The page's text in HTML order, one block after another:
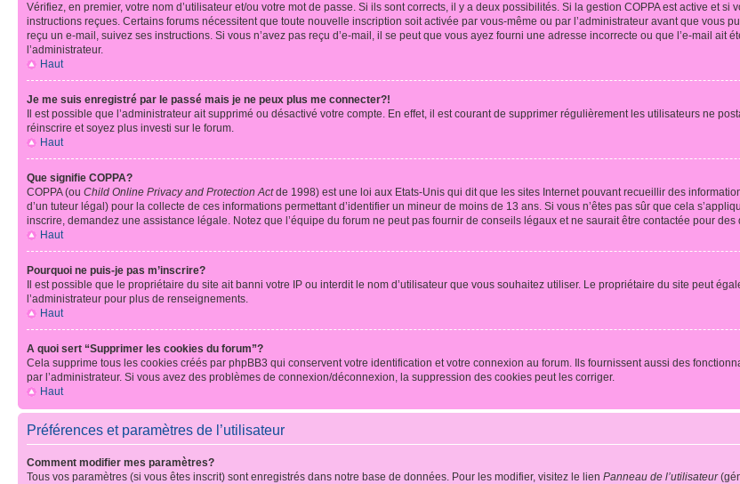
Vérifiez, en premier, votre nom d’utilisateur et/ou votre mot de passe. Si ils sont corrects, il y a deux possibilités. Si la gestion COPPA est active et
instructions reçues. Certains forums nécessitent que toute nouvelle inscription soit activée par vous-même ou par l’administrateur avant que vous
reçu un e-mail, suivez ses instructions. Si vous n’avez pas reçu d’e-mail, il se peut que vous ayez fourni une adresse incorrecte ou que l’e-mail ait
l’administrateur.
Haut
Je me suis enregistré par le passé mais je ne peux plus me connecter?!
Il est possible que l’administrateur ait supprimé ou désactivé votre compte. En effet, il est courant de supprimer régulièrement les utilisateurs ne
réinscrire et soyez plus investi sur le forum.
Haut
Que signifie COPPA?
COPPA (ou Child Online Privacy and Protection Actde 1998) est une loi aux Etats-Unis qui dit que les sites Internet pouvant recueillir des
d’un tuteur légal) pour la collecte de ces informations permettant d’identifier un mineur de moins de 13 ans. Si vous n’êtes pas sûr que cela
inscrire, demandez une assistance légale. Notez que l’équipe du forum ne peut pas fournir de conseils légaux et ne saurait être contactée pour
Haut
Pourquoi ne puis-je pas m’inscrire?
Il est possible que le propriétaire du site ait banni votre IP ou interdit le nom d’utilisateur que vous souhaitez utiliser. Le propriétaire du site peut
l’administrateur pour plus de renseignements.
Haut
A quoi sert “Supprimer les cookies du forum”?
Cela supprime tous les cookies créés par phpBB3 qui conservent votre identification et votre connexion au forum. Ils fournissent aussi des
par l’administrateur. Si vous avez des problèmes de connexion/déconnexion, la suppression des cookies peut les corriger.
Haut
Préférences et paramètres de l’utilisateur
Comment modifier mes paramètres?
Tous vos paramètres (si vous êtes inscrit) sont enregistrés dans notre base de données. Pour les modifier, visitez le lien Panneau de l’utilisateur